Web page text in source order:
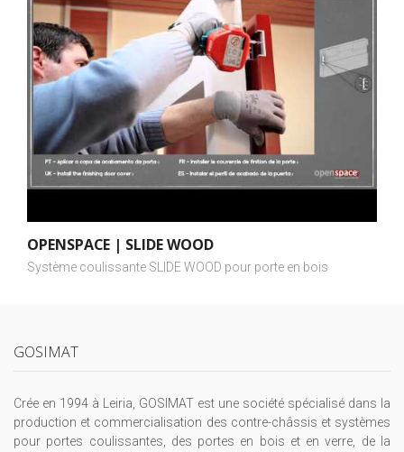
OPENSPACE | SLIDE WOOD
Système coulissante SLIDE WOOD pour porte en bois
GOSIMAT
Crée en 1994 à Leiria, GOSIMAT est une société spécialisé dans la
production et commercialisation des contre-châssis et systèmes
pour portes coulissantes, des portes en bois et en verre, de la